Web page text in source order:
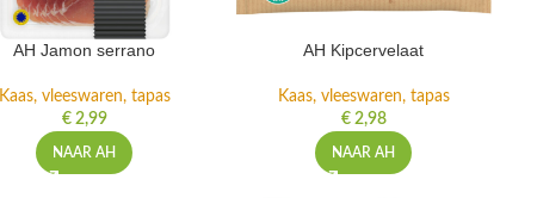
AH Jamon serrano
Kaas, vleeswaren, tapas
€2,99
NAAR AH
AH Kipcervelaat
Kaas, vleeswaren, tapas
€2,98
NAAR AH